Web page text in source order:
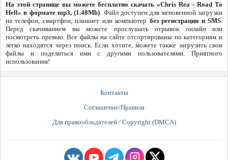
На этой странице вы можете бесплатно скачать «Chris Rea - Road To
Hell» в формате mp3, (1.48Mb). Файл доступен для мгновенной загрузки
на телефон, смартфон, планшет или компьютер без регистрации и SMS.
Перед скачиванием вы можете прослушать отрывок онлайн или
посмотреть превью. Все файлы на сайте отсортированы по категориям и
легко находятся через поиск. Если хотите, можете также загрузить свои
файлы и поделиться ими с другими пользователями. Приятного
использования!
Контакты
Соглашение/Правила
Для правообладателей / Copyright (DMCA)